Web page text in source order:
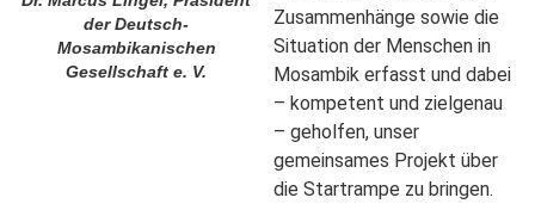
der Deutsch-
Mosambikanischen
Gesellschaft e. V.
Zusammenhänge sowie die
Situation der Menschen in
Mosambik erfasst und dabei
– kompetent und zielgenau
– geholfen, unser
gemeinsames Projekt über
die Startrampe zu bringen.